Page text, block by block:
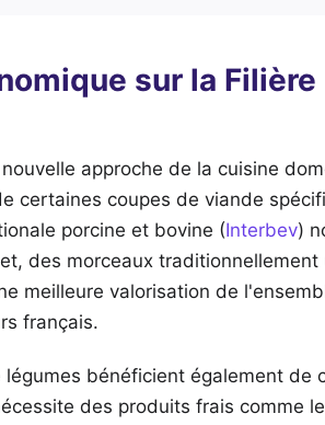
sur la
approche de la cuisine
certaines coupes de viande
porcine et bovine (Interbev)
des morceaux
meilleure valorisation de
français.
bénéficient également de
des produits frais comme